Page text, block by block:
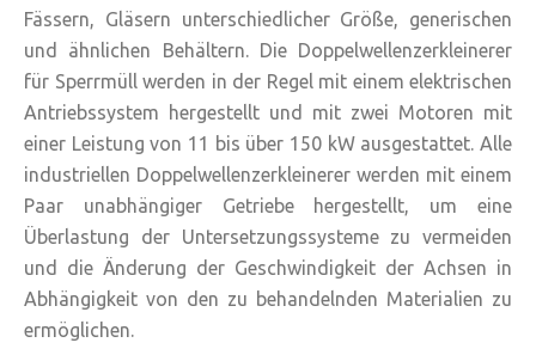
Fässern, Gläsern unterschiedlicher Größe, generischen
und ähnlichen Behältern. Die Doppelwellenzerkleinerer
für Sperrmüll werden in der Regel mit einem elektrischen
Antriebssystem hergestellt und mit zwei Motoren mit
einer Leistung von 11 bis über 150 kW ausgestattet. Alle
industriellen Doppelwellenzerkleinerer werden mit einem
Paar unabhängiger Getriebe hergestellt, um eine
Überlastung der Untersetzungssysteme zu vermeiden
und die Änderung der Geschwindigkeit der Achsen in
Abhängigkeit von den zu behandelnden Materialien zu
ermöglichen.